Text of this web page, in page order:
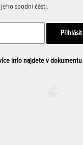
spodní části.
info najdete v dokumentu